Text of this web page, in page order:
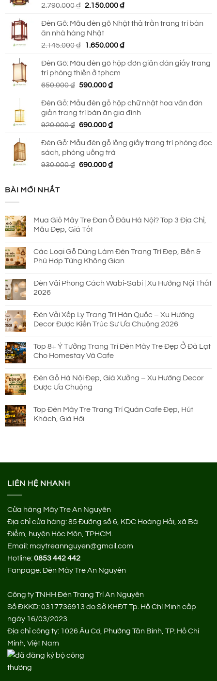
690.000 ₫.
2.790.000₫ Giá
là:
2.790.000 ₫.
2.150.000₫Giá
tại
2.150.000 ₫.
Đèn Gỗ: Mẫu đèn gỗ Nhật thả trần trang trí bàn
ăn nhà hàng Nhật
2.145.000₫
Giá
là:
2.145.000 ₫.
1.650.000₫Giá
tại
Đèn Gỗ: Mẫu đèn gỗ hộp đơn giản dán giấy trang
trí phòng thiền ở tphcm
650.000₫ Giá
là:
650.000 ₫.
590.000₫Giá
tại
là:
590.000 ₫.
Đèn Gỗ: Mẫu đèn gỗ hộp chữ nhật hoa văn đơn
giản trang trí bàn ăn gia đình
920.000₫ Giá
là:
920.000 ₫.
690.000₫Giá
tại
là:
690.000 ₫.
Đèn Gỗ: Mẫu đèn gỗ lồng giấy trang trí phòng đọc
sách, phòng uống trà
930.000₫ Giá
690.000₫Giá
BÀI MỚI NHẤT
Mua Giỏ Mây Tre Đan Ở Đâu Hà Nội? Top 3 Địa Chỉ,
Mẫu Đẹp, Giá Tốt
Các Loại Gỗ Dùng Làm Đèn Trang Trí Đẹp, Bền &
Phù Hợp Từng Không Gian
Đèn Vải Phong Cách Wabi-Sabi | Xu Hướng Nội Thất
2026
Đèn Vải Xếp Ly Trang Trí Hàn Quốc – Xu Hướng
Decor Được Kiến Trúc Sư Ưa Chuộng 2026
Top 8+ Ý Tưởng Trang Trí Đèn Mây Tre Đẹp Ở Đà Lạt
Cho Homestay Và Cafe
Đèn Gỗ Hà Nội Đẹp, Giá Xưởng – Xu Hướng Decor
Được Ưa Chuộng
Top Đèn Mây Tre Trang Trí Quán Cafe Đẹp, Hút
Khách, Giá Hời
LIÊN HỆ NHANH
Cửa hàng Mây Tre An Nguyên
Địa chỉ cửa hàng:85 Đường số 6, KDC Hoàng Hải, xã Bà
Điểm, huyện Hóc Môn, TPHCM.
Email: maytreannguyen@gmail.com
Hotline:0853 442 442
Fanpage:Đèn Mây Tre An Nguyên
Công ty TNHH Đèn Trang Trí An Nguyên
Số ĐKKD: 0317736913 do Sở KHĐT Tp. Hồ Chí Minh cấp
ngày 16/03/2023
Địa chỉ công ty: 1026 Âu Cơ, Phường Tân Bình, TP. Hồ Chí
Minh, Việt Nam